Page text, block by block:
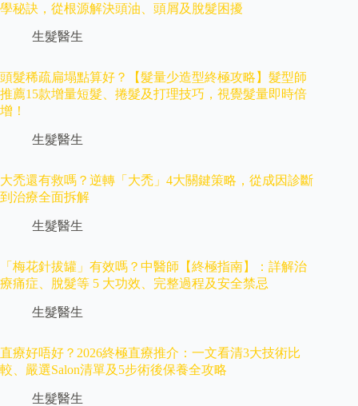
學秘訣，從根源解決頭油、頭屑及脫髮困擾
生髮醫生
頭髮稀疏扁塌點算好？【髮量少造型終極攻略】髮型師
推薦15款增量短髮、捲髮及打理技巧，視覺髮量即時倍
增！
生髮醫生
大禿還有救嗎？逆轉「大禿」4大關鍵策略，從成因診斷
到治療全面拆解
生髮醫生
「梅花針拔罐」有效嗎？中醫師【終極指南】：詳解治
療痛症、脫髮等 5 大功效、完整過程及安全禁忌
生髮醫生
直療好唔好？2026終極直療推介：一文看清3大技術比
較、嚴選Salon清單及5步術後保養全攻略
生髮醫生